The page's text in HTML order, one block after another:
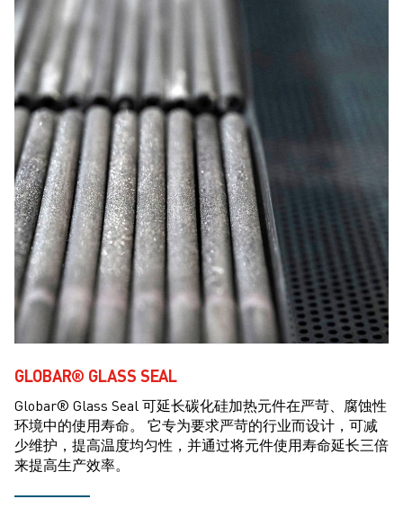
GLOBAR® GLASS SEAL
Globar® Glass Seal 可延长碳化硅加热元件在严苛、腐蚀性
环境中的使用寿命。 它专为要求严苛的行业而设计，可减
少维护，提高温度均匀性，并通过将元件使用寿命延长三倍
来提高生产效率。